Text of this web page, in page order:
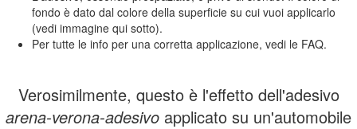
fondo è dato dal colore della superficie su cui vuoi applicarlo
(vedi immagine qui sotto).
Per tutte le info per una corretta applicazione, vedi le FAQ.
Verosimilmente, questo è l'effetto dell'adesivo
arena-verona-adesivo applicato su un'automobile